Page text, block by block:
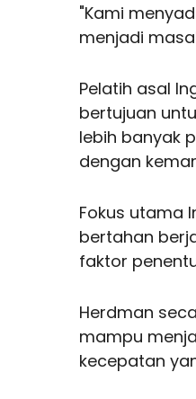
"Kami
menjadi
Pelatih asal
bertujuan
lebih banyak
dengan
Fokus utama
bertahan
faktor
Herdman
mampu
kecepatan